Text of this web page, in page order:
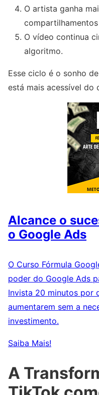
O artista ganha
O vídeo continua
algoritmo.
Esse ciclo é o sonho
está mais acessível do
Alcance o
o Google Ads
O Curso Fórmula
poder do Google Ads
Invista 20 minutos por
aumentarem sem a
investimento.
Saiba Mais!
A